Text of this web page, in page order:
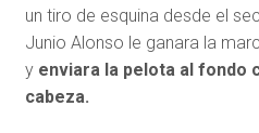
un tiro de esquina desde el
Junio Alonso le ganara la
y enviara la pelota al fondo
cabeza.